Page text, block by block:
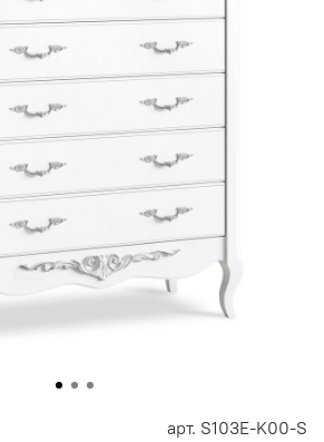
арт. S103E-K00-S